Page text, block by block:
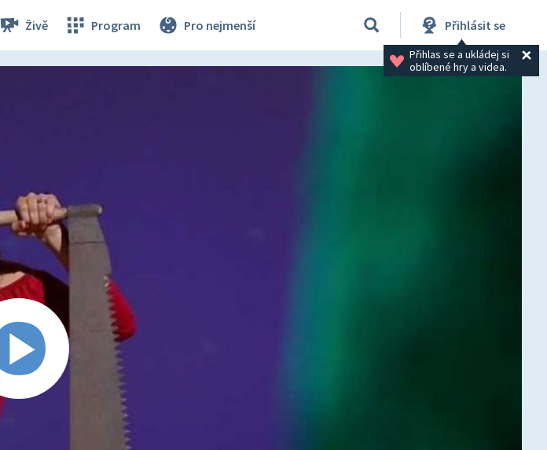
Živě Program Pro nejmenší Přihlásit se
Přihlas se a ukládej si
oblíbené hry a videa.